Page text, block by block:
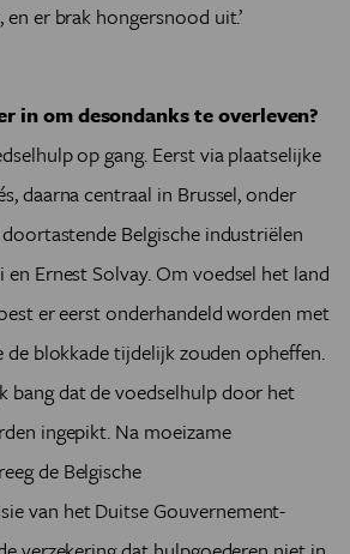
er brak hongersnood uit.’
in om desondanks te overleven?
op gang. Eerst via plaatselijke
daarna centraal in Brussel, onder
Belgische industriëlen
Ernest Solvay. Om voedsel het land
er eerst onderhandeld worden met
blokkade tijdelijk zouden opheffen.
bang dat de voedselhulp door het
ingepikt. Na moeizame
de Belgische
van het Duitse Gouvernement-